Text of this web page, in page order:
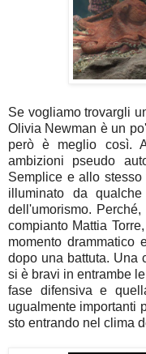
Se vogliamo trovargli
Olivia Newman è un
però è meglio così.
ambizioni pseudo
Semplice e allo
illuminato da
dell'umorismo.
compianto Mattia
momento drammatico
dopo una battuta. Una
si è bravi in entrambe
fase difensiva e
ugualmente importanti
sto entrando nel clima